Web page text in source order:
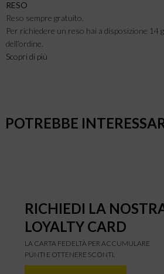
RESO
Reso sempre gratuito.
Per richiedere un reso hai a disposizione 14
dell’ordine.
Scopri di più
POTREBBE
RICHIEDI LA
LOYALTY CARD
LA CARTA FEDELTÀ PER ACCUMULARE
PUNTI E OTTENERE SCONTI.